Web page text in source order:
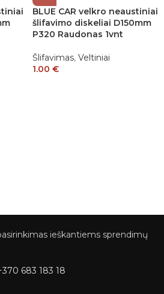
BLUE CAR velkro neaustiniai
šlifavimo diskeliai D150mm
P320 Raudonas 1vnt
Šlifavimas, Veltiniai
1.00 €
ieškantiems sprendimų
683 183 18